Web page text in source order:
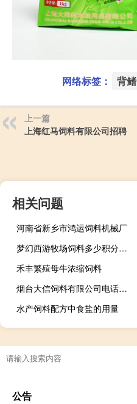
网络标签： 背鳍
上一篇
上海红马饲料有限公司招聘
相关问题
河南省新乡市鸿运饲料机械厂
梦幻西游牧场饲料多少积分一个
禾丰繁殖母牛浓缩饲料
烟台大信饲料有限公司电话销售科
水产饲料配方中食盐的用量
公告